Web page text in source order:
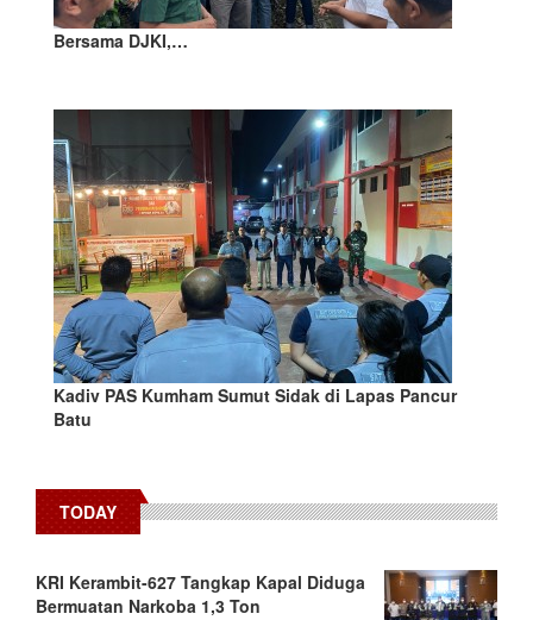
Bersama DJKI,…
Kadiv PAS Kumham Sumut Sidak di Lapas Pancur
Batu
TODAY
KRI Kerambit-627 Tangkap Kapal Diduga
Bermuatan Narkoba 1,3 Ton